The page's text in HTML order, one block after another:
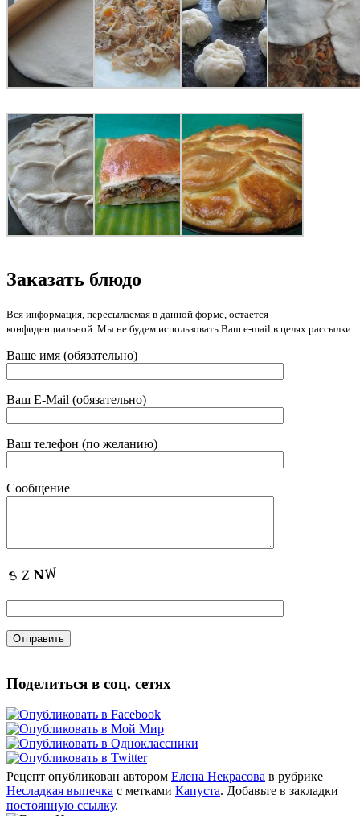
Заказать блюдо
Вся информация, пересылаемая в данной форме, остается
конфиденциальной. Мы не будем использовать Ваш e-mail в целях рассылки
Ваше имя (обязательно)
Ваш E-Mail (обязательно)
Ваш телефон (по желанию)
Сообщение
Поделиться в соц. сетях
Рецепт опубликован автором Елена Некрасова в рубрике
Несладкая выпечка с метками Капуста. Добавьте в закладки
постоянную ссылку.